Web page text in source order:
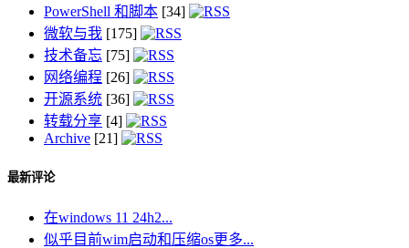
PowerShell 和脚本 [34]
微软与我 [175]
技术备忘 [75]
网络编程 [26]
开源系统 [36]
转载分享 [4]
Archive [21]
最新评论
在windows 11 24h2...
似乎目前wim启动和压缩os更多...